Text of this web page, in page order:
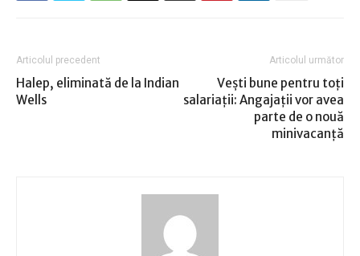
Articolul precedent
Halep, eliminată de la Indian
Wells
Articolul următor
Veşti bune pentru toţi
salariaţii: Angajaţii vor avea
parte de o nouă
minivacanţă